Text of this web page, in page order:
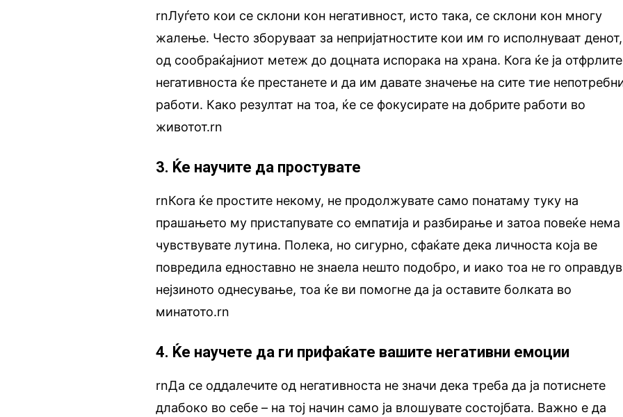
rnЛуѓето кои се склони кон негативност, исто така, се склони кон многу
жалење. Често зборуваат за непријатностите кои им го исполнуваат денот,
од сообраќајниот метеж до доцната испорака на храна. Кога ќе ја отфрлите
негативноста ќе престанете и да им давате значење на сите тие
работи. Како резултат на тоа, ќе се фокусирате на добрите работи во
животот.rn
3. Ќе научите да простувате
rnКога ќе простите некому, не продолжувате само понатаму туку на
прашањето му пристапувате со емпатија и разбирање и затоа повеќе
чувствувате лутина. Полека, но сигурно, сфаќате дека личноста која ве
повредила едноставно не знаела нешто подобро, и иако тоа не го
нејзиното однесување, тоа ќе ви помогне да ја оставите болката во
минатото.rn
4. Ќе научете да ги прифаќате вашите негативни емоции
rnДа се оддалечите од негативноста не значи дека треба да ја потиснете
длабоко во себе – на тој начин само ја влошувате состојбата. Важно е да